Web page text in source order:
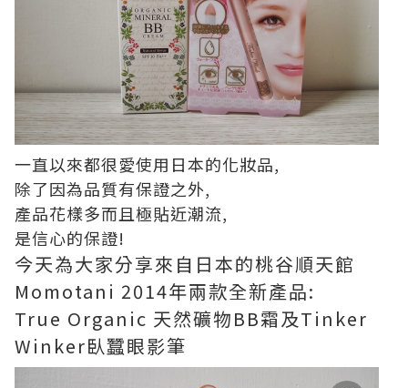
一直以來都很愛使用日本的化妝品,
除了因為品質有保證之外,
產品花樣多而且極貼近潮流,
是信心的保證!
今天為大家分享來自日本的桃谷順天館
Momotani 2014年兩款全新產品:
True Organic 天然礦物BB霜及Tinker
Winker臥蠶眼影筆